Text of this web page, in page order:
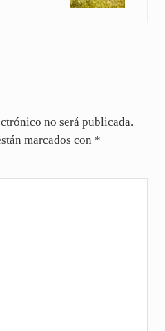
no será publicada.
marcados con *